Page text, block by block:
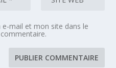
mail et mon site dans le